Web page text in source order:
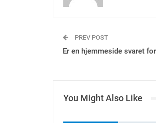
PREV POST
Er en hjemmeside svaret
You Might Also Like